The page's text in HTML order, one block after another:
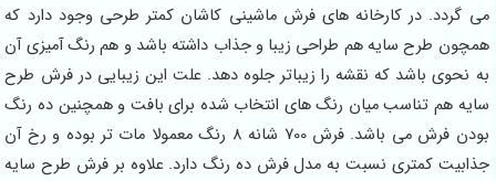
می گردد. در کارخانه های فرش ماشینی کاشان کمتر طرحی وجود دارد که
همچون طرح سایه هم طراحی زیبا و جذاب داشته باشد و هم رنگ آمیزی آن
به نحوی باشد که نقشه را زیباتر جلوه دهد. علت این زیبایی در فرش طرح
سایه هم تناسب میان رنگ های انتخاب شده برای بافت و همچنین ده رنگ
بودن فرش می باشد. فرش 700 شانه 8 رنگ معمولا مات تر بوده و رخ آن
جذابیت کمتری نسبت به مدل فرش ده رنگ دارد. علاوه بر فرش طرح سایه